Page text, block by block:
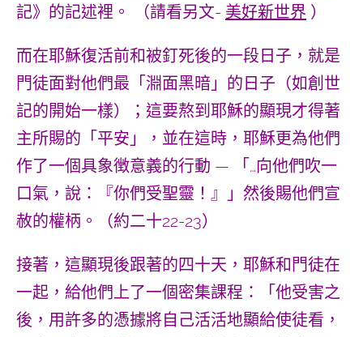
記》的記述裡。 （請看另文- 美好新世界 ）
而在耶穌復活前和被釘死後的一段日子，就是
門徒面對他們最「淵面黑暗」的日子（如創世
記的開始一樣）；這要熬到耶穌的顯現才得著
主所賜的「平安」，並在這時，耶穌更為他們
作了一個具象徴意義的行動 — 「…向他們吹一
口氣，說：『你們受聖靈！ 』」然後賜他們宣
赦的權柄。（約二十22-23）
接著，這顯現後跟著的四十天 ，耶穌和門徒在
一起，給他們上了一個密集課程：「他受害之
後，用許多的憑據將自己活活地顯給使徒看，